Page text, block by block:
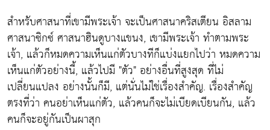
สำหรับศาสนาที่เขามีพระเจ้า จะเป็นศาสนาคริสเตียน อิสลาม
ศาสนาซิกซ์ ศาสนาฮินดูบางแขนง, เขามีพระเจ้า ทำตามพระ
เจ้า, แล้วก็หมดความเห็นแก่ตัวบางทีก็แบ่งแยกไปว่า หมดความ
เห็นแก่ตัวอย่างนี้, แล้วไปมี "ตัว" อย่างอื่นที่สูงสุด ที่ไม่
เปลี่ยนแปลง อย่างนั้นก็มี, แต่นั่นไม่ใช่เรื่องสำคัญ. เรื่องสำคัญ
ตรงที่ว่า คนอย่าเห็นแก่ตัว, แล้วคนก็จะไม่เบียดเบียนกัน, แล้ว
คนก็จะอยู่กันเป็นผาสุก